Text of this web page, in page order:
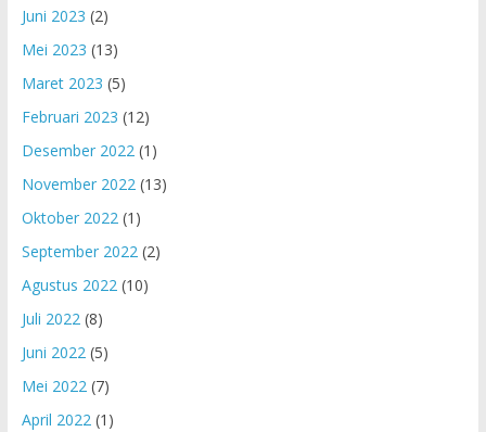
Juni 2023 (2)
Mei 2023 (13)
Maret 2023 (5)
Februari 2023 (12)
Desember 2022(1)
November 2022(13)
Oktober 2022(1)
September 2022(2)
Agustus 2022(10)
Juli 2022(8)
Juni 2022(5)
Mei 2022(7)
April 2022(1)